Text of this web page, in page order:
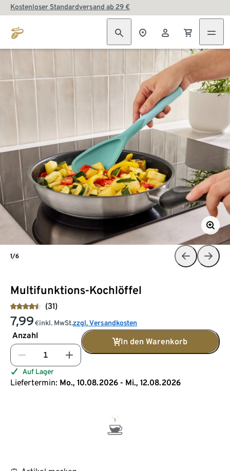
Kostenloser Standardversand ab 29 €
Multifunktions-Kochlöffel
(31)
7,99 €inkl. MwSt.zzgl. Versandkosten
Anzahl
In den Warenkorb
Auf Lager
Liefertermin: Mo., 10.08.2026 - Mi., 12.08.2026
1/6